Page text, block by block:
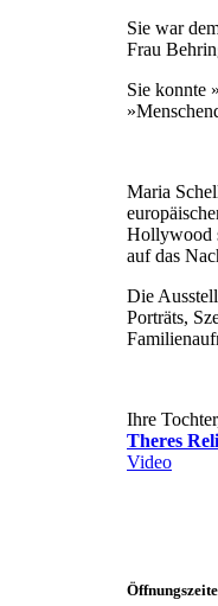
Sie war
Frau
Sie konnte
Maria
Hollywood
auf das
Die
Porträts,
Ihre
Theres
Video